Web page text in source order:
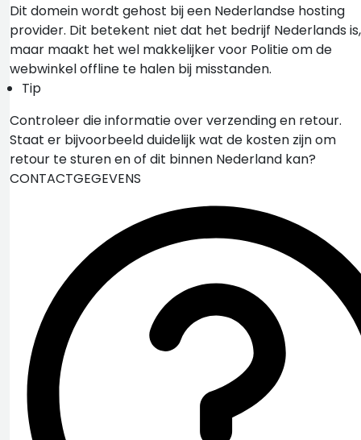
Dit domein wordt gehost bij een Nederlandse hosting
provider. Dit betekent niet dat het bedrijf Nederlands is,
maar maakt het wel makkelijker voor Politie om de
webwinkel offline te halen bij misstanden.
Tip
Controleer die informatie over verzending en retour.
Staat er bijvoorbeeld duidelijk wat de kosten zijn om
retour te sturen en of dit binnen Nederland kan?
CONTACTGEGEVENS